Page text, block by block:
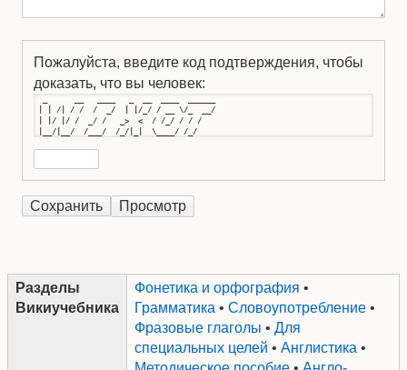
Пожалуйста, введите код подтверждения, чтобы
доказать, что вы человек:
| | /| / /  /  _/  | |/_/ / __ \/_  __/
| |/ |/ /  _/ /   _>  <  / /_/ / / /
|__/|__/  /___/  /_/|_|  \____/ /_/
Разделы
Викиучебника
Фонетика и орфография •
Грамматика • Словоупотребление •
Фразовые глаголы • Для
специальных целей • Англистика •